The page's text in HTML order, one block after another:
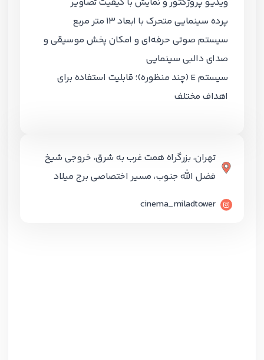
پرده سینمایی متحرک با ابعاد 13 متر مربع
سیستم صوتی حرفه‌ای و امکان پخش موسیقی و
صدای دالبی سینمایی
سیستم E (چند منظوره)؛ قابلیت استفاده برای
اهداف مختلف
تهران، بزرگراه همت غرب به شرق، خروجی شیخ
فضل الله جنوب، مسیر اختصاصی برج میلاد
cinema_miladtower